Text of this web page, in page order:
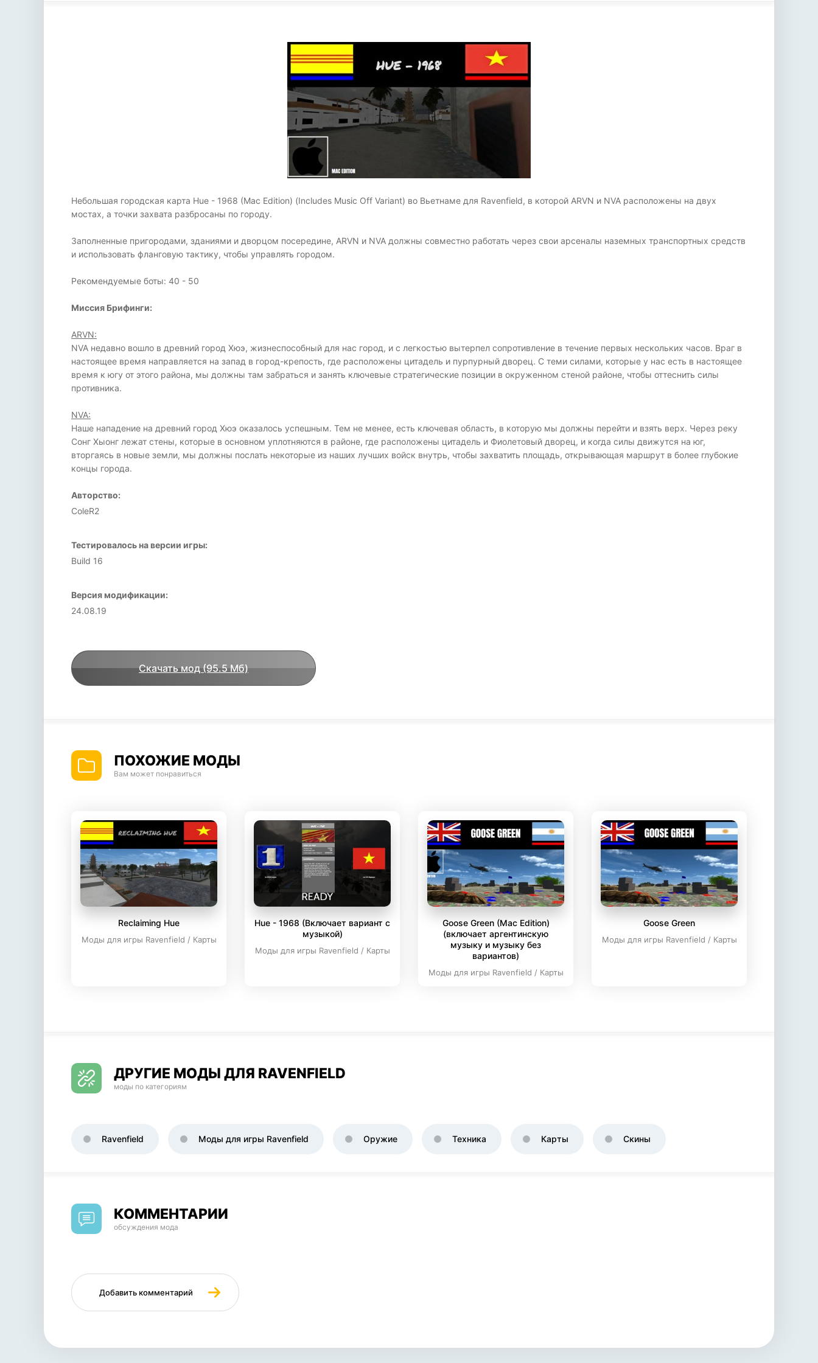
Небольшая городская карта Hue - 1968 (Mac Edition) (Includes Music Off Variant) во Вьетнаме для Ravenfield, в которой ARVN и NVA расположены на двух
мостах, а точки захвата разбросаны по городу.
Заполненные пригородами, зданиями и дворцом посередине, ARVN и NVA должны совместно работать через свои арсеналы наземных транспортных средств
и использовать фланговую тактику, чтобы управлять городом.
Рекомендуемые боты: 40 - 50
Миссия Брифинги:
ARVN:
NVA недавно вошло в древний город Хюэ, жизнеспособный для нас город, и с легкостью вытерпел сопротивление в течение первых нескольких часов. Враг в
настоящее время направляется на запад в город-крепость, где расположены цитадель и пурпурный дворец. С теми силами, которые у нас есть в настоящее
время к югу от этого района, мы должны там забраться и занять ключевые стратегические позиции в окруженном стеной районе, чтобы оттеснить силы
противника.
NVA:
Наше нападение на древний город Хюэ оказалось успешным. Тем не менее, есть ключевая область, в которую мы должны перейти и взять верх. Через реку
Сонг Хыонг лежат стены, которые в основном уплотняются в районе, где расположены цитадель и Фиолетовый дворец, и когда силы движутся на юг,
вторгаясь в новые земли, мы должны послать некоторые из наших лучших войск внутрь, чтобы захватить площадь, открывающая маршрут в более глубокие
концы города.
Авторство:
ColeR2
Тестировалось на версии игры:
Build 16
Версия модификации:
24.08.19
Скачать мод (95.5 Мб)
ПОХОЖИЕ МОДЫ
Вам может понравиться
Reclaiming Hue
Моды для игры Ravenfield / Карты
Hue - 1968 (Включает вариант с
музыкой)
Моды для игры Ravenfield / Карты
Goose Green (Mac Edition)
(включает аргентинскую
музыку и музыку без
вариантов)
Моды для игры Ravenfield / Карты
Goose Green
Моды для игры Ravenfield / Карты
ДРУГИЕ МОДЫ ДЛЯ RAVENFIELD
моды по категориям
Ravenfield Моды для игры Ravenfield Оружие Техника Карты Скины
КОММЕНТАРИИ
обсуждения мода
Добавить комментарий